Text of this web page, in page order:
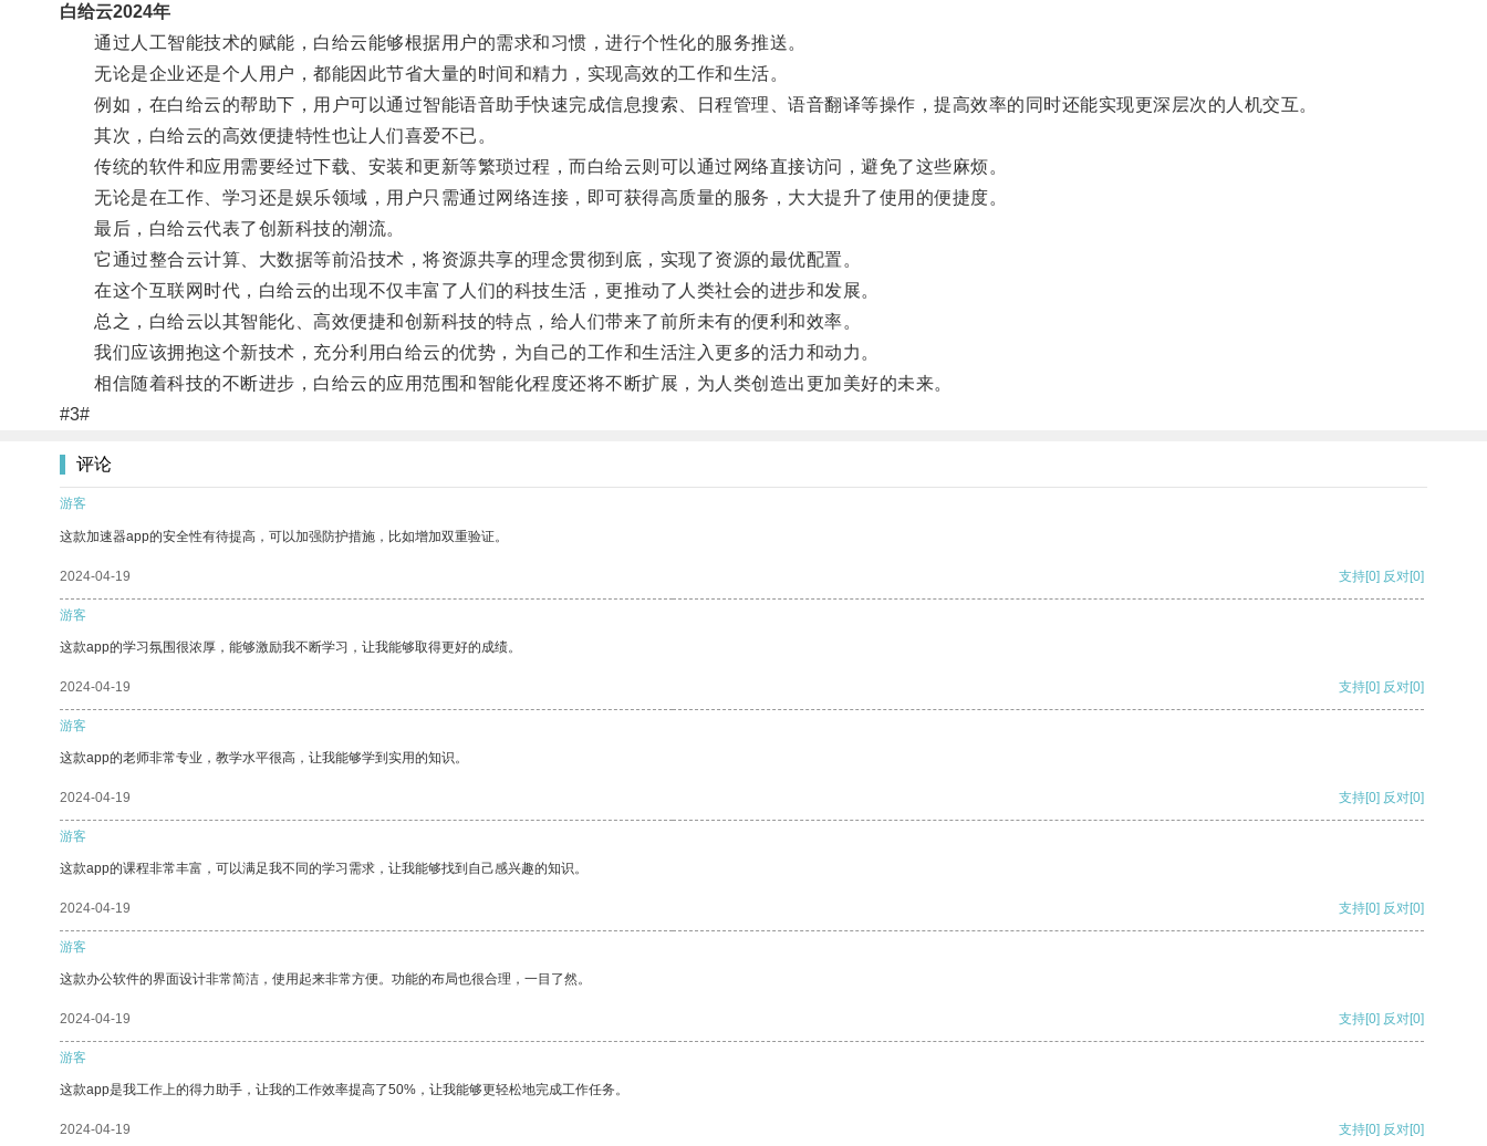
白给云2024年
通过人工智能技术的赋能，白给云能够根据用户的需求和习惯，进行个性化的服务推送。
无论是企业还是个人用户，都能因此节省大量的时间和精力，实现高效的工作和生活。
例如，在白给云的帮助下，用户可以通过智能语音助手快速完成信息搜索、日程管理、语音翻译等操作，提高效率的同时还能实现更深层次的人机交互。
其次，白给云的高效便捷特性也让人们喜爱不已。
传统的软件和应用需要经过下载、安装和更新等繁琐过程，而白给云则可以通过网络直接访问，避免了这些麻烦。
无论是在工作、学习还是娱乐领域，用户只需通过网络连接，即可获得高质量的服务，大大提升了使用的便捷度。
最后，白给云代表了创新科技的潮流。
它通过整合云计算、大数据等前沿技术，将资源共享的理念贯彻到底，实现了资源的最优配置。
在这个互联网时代，白给云的出现不仅丰富了人们的科技生活，更推动了人类社会的进步和发展。
总之，白给云以其智能化、高效便捷和创新科技的特点，给人们带来了前所未有的便利和效率。
我们应该拥抱这个新技术，充分利用白给云的优势，为自己的工作和生活注入更多的活力和动力。
相信随着科技的不断进步，白给云的应用范围和智能化程度还将不断扩展，为人类创造出更加美好的未来。
#3#
评论
游客
这款加速器app的安全性有待提高，可以加强防护措施，比如增加双重验证。
2024-04-19 支持[0] 反对[0]
游客
这款app的学习氛围很浓厚，能够激励我不断学习，让我能够取得更好的成绩。
2024-04-19 支持[0] 反对[0]
游客
这款app的老师非常专业，教学水平很高，让我能够学到实用的知识。
2024-04-19 支持[0] 反对[0]
游客
这款app的课程非常丰富，可以满足我不同的学习需求，让我能够找到自己感兴趣的知识。
2024-04-19 支持[0] 反对[0]
游客
这款办公软件的界面设计非常简洁，使用起来非常方便。功能的布局也很合理，一目了然。
2024-04-19 支持[0] 反对[0]
游客
这款app是我工作上的得力助手，让我的工作效率提高了50%，让我能够更轻松地完成工作任务。
2024-04-19 支持[0] 反对[0]